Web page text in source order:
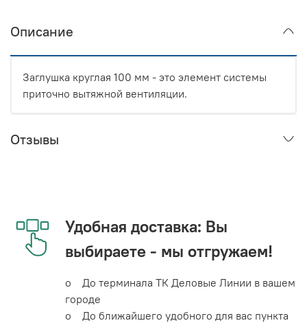
Описание
Заглушка круглая 100 мм - это элемент системы
приточно вытяжной вентиляции.
Отзывы
Удобная доставка: Вы
выбираете - мы отгружаем!
o До терминала ТК Деловые Линии в вашем
городе
o До ближайшего удобного для вас пункта